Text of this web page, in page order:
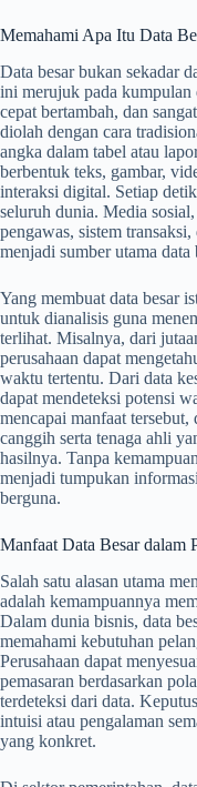
Memahami Apa Itu Data
Data besar bukan sekadar
ini merujuk pada kumpulan
cepat bertambah, dan
diolah dengan cara
angka dalam tabel atau
berbentuk teks, gambar,
interaksi digital. Setiap
seluruh dunia. Media
pengawas, sistem
menjadi sumber utama data
Yang membuat data besar
untuk dianalisis guna
terlihat. Misalnya, dari
perusahaan dapat
waktu tertentu. Dari data
dapat mendeteksi potensi
mencapai manfaat
canggih serta tenaga ahli
hasilnya. Tanpa
menjadi tumpukan
berguna.
Manfaat Data Besar dalam
Salah satu alasan utama
adalah kemampuannya
Dalam dunia bisnis, data
memahami kebutuhan
Perusahaan dapat
pemasaran berdasarkan
terdeteksi dari data.
intuisi atau pengalaman
yang konkret.